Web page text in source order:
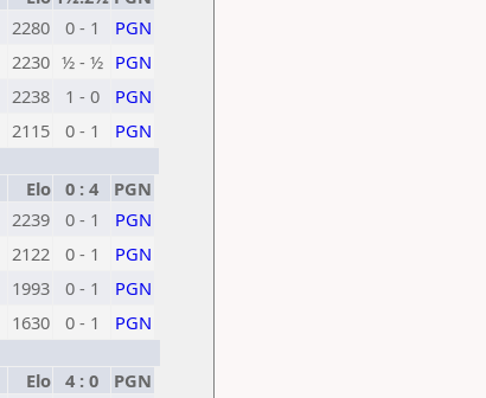
2280 0 - 1
PGN
2230 ½ - ½ PGN
2238 1 - 0
PGN
2115 0 - 1
PGN
Elo 0 : 4
PGN
2239 0 - 1
PGN
2122 0 - 1
PGN
1993 0 - 1
PGN
1630 0 - 1
PGN
Elo 4 : 0
PGN